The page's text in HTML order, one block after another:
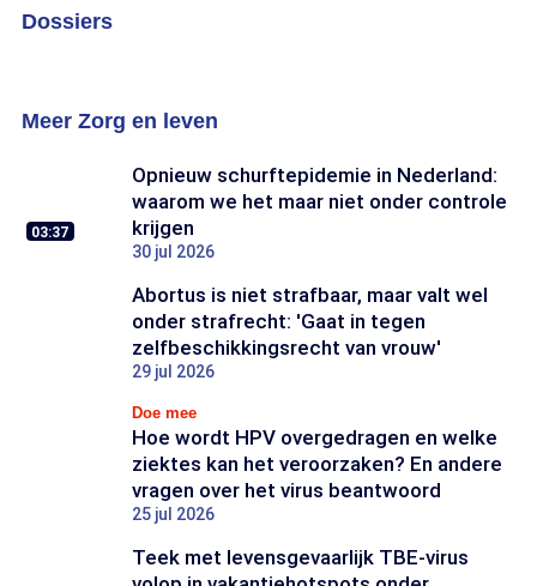
Dossiers
Coronavirus
Meer Zorg en leven
03:37
Opnieuw schurftepidemie in Nederland:
waarom we het maar niet onder controle
krijgen
30 jul 2026
Abortus is niet strafbaar, maar valt wel
onder strafrecht: 'Gaat in tegen
zelfbeschikkingsrecht van vrouw'
29 jul 2026
Doe mee
Hoe wordt HPV overgedragen en welke
ziektes kan het veroorzaken? En andere
vragen over het virus beantwoord
25 jul 2026
Teek met levensgevaarlijk TBE-virus